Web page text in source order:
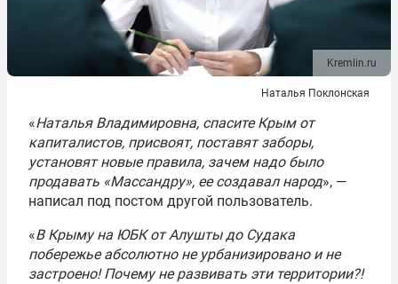
Kremlin.ru
Наталья Поклонская
«Наталья Владимировна, спасите Крым от
капиталистов, присвоят, поставят заборы,
установят новые правила, зачем надо было
продавать «Массандру», ее создавал народ», —
написал под постом другой пользователь.
«В Крыму на ЮБК от Алушты до Судака
побережье абсолютно не урбанизировано и не
застроено! Почему не развивать эти территории?!